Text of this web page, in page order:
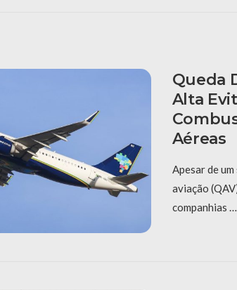
Queda
Alta
Aéreas
Apesar de
aviação
companhias …